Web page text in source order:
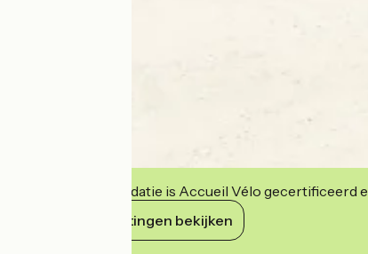
Deze accommodatie is Accueil Vélo
Haar verplichtingen bekijken